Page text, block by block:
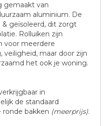
gemaakt van
aluminium. De
& geïsoleerd, dit zorgt
Rolluiken zijn
voor meerdere
maar door zijn
het ook je woning.
in
de standaard
ronde bakken (meerprijs).